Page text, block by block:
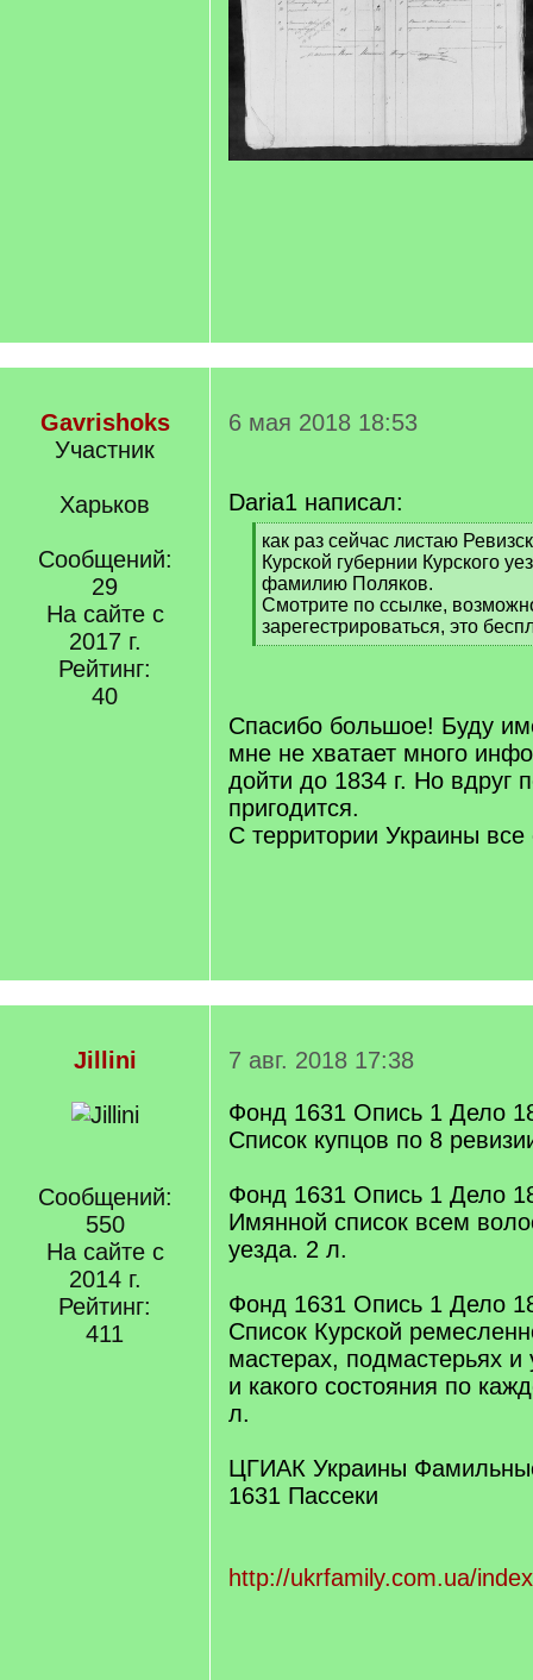
Gavrishoks
Участник
Харьков
Сообщений:
29
На сайте с
2017 г.
Рейтинг:
40
6 мая 2018 18:53
Daria1 написал:
[
q
]
как раз сейчас листаю
Курской губернии Курского
фамилию Поляков.
Смотрите по ссылке,
зарегестрироваться, это
[
Спасибо большое! Буду
мне не хватает много
дойти до 1834 г. Но вдруг
пригодится.
С территории Украины все
Jillini
Сообщений:
550
На сайте с
2014 г.
Рейтинг:
411
7 авг. 2018 17:38
Фонд 1631 Опись 1 Дело
Список купцов по 8
Фонд 1631 Опись 1 Дело
Имянной список всем
уезда. 2 л.
Фонд 1631 Опись 1 Дело
Список Курской
мастерах, подмастерьях и
и какого состояния по
л.
ЦГИАК Украины
1631 Пассеки
http://ukrfamily.com.ua/